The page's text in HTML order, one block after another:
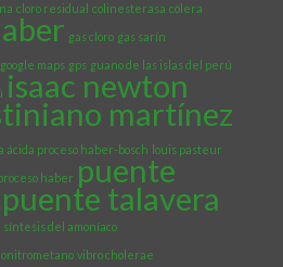
cloro residual colinesterasa cólera
gas cloro gas sarín
google maps gps guano de las islas del perú
isaac newton
martínez
ácida proceso haber-bosch louis pasteur
haber puente
puente talavera
síntesis del amoníaco
vibro cholerae